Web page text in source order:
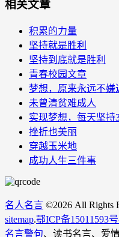
相关文章
积累的力量
坚持就是胜利
坚持到底就是胜利
青春校园文章
梦想，原来永远不嫌
未曾清贫难成人
实现梦想，每天坚持
挫折也美丽
穿越玉米地
成功人生三件事
名人名言 ©2026 All Rights
sitemap.鄂ICP备15011593号
名言警句、读书名言、爱